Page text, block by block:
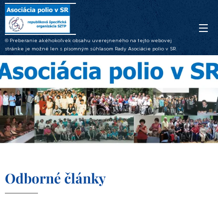
© Preberanie akéhokoľvek obsahu uverejneného na tejto webovej
stránke je možné len s písomným súhlasom Rady Asociácie polio v SR.
Odborné články